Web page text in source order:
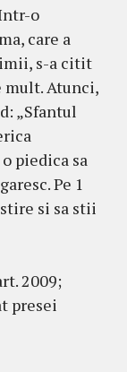
o
care a
s-a citit
mult. Atunci,
„Sfantul
piedica sa
Pe 1
si sa stii
2009;
presei